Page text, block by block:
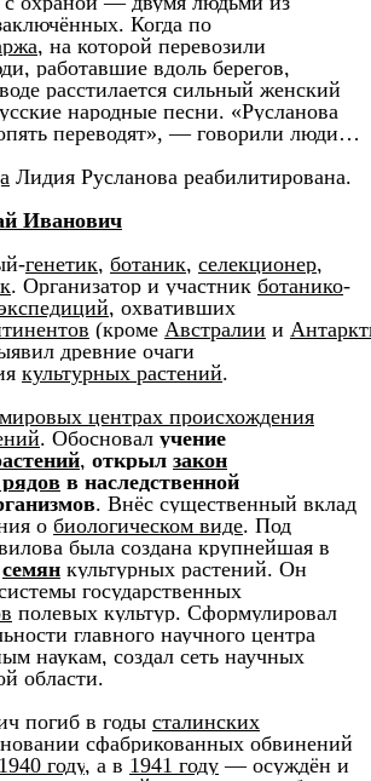
Когда по
, на которой перевозили
работавшие вдоль берегов,
расстилается сильный женский
народные песни. «Русланова
переводят», — говорили люди…
Лидия Русланова реабилитирована.
Иванович
генетик, ботаник, селекционер,
. Организатор и участник ботанико-
, охвативших
(кроме Австралии и
древние очаги
культурных растений.
мировых центрах происхождения
. Обосновал учение
, открыл закон
в наследственной
. Внёс существенный вклад
о биологическом виде. Под
была создана крупнейшая в
семян культурных растений. Он
государственных
полевых культур. Сформулировал
главного научного центра
наукам, создал сеть научных
области.
погиб в годы сталинских
сфабрикованных обвинений
1940 году, а в 1941 году — осуждён и